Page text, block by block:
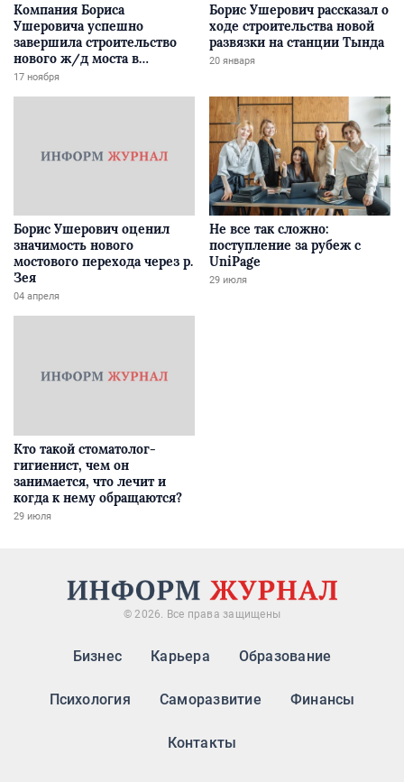
Компания Бориса
Ушеровича успешно
завершила строительство
нового ж/д моста в
Забайкалье
17 ноября
Борис Ушерович рассказал о
ходе строительства новой
развязки на станции Тында
20 января
Борис Ушерович оценил
значимость нового
мостового перехода через р.
Зея
04 апреля
Не все так сложно:
поступление за рубеж с
UniPage
29 июля
Кто такой стоматолог-
гигиенист, чем он
занимается, что лечит и
когда к нему обращаются?
29 июля
© 2026. Все права защищены
Бизнес Карьера Образование
Психология Саморазвитие Финансы
Контакты